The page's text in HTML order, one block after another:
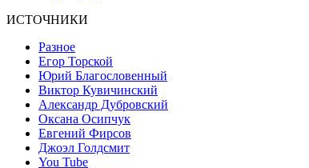
ИСТОЧНИКИ
Разное
Егор Торской
Юрий Благословенный
Виктор Кувичинский
Александр Дубровский
Оксана Осипчук
Евгений Фирсов
Джоэл Голдсмит
You Tube